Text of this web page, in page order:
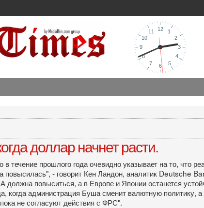
доллар начнет расти.
течение прошлого года очевидно указывает на то, что
повысилась", - говорит Кен Ландон, аналитик Deutsche
повыситься, а в Европе и Японии останется
когда администрация Буша сменит валютную политику,
не согласуют действия с ФРС".